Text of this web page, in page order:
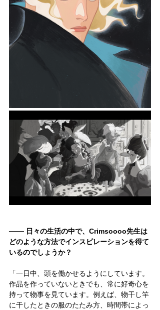
─── 日々の生活の中で、Crimsoooo先生は
どのような方法でインスピレーションを得て
いるのでしょうか？
「一日中、頭を働かせるようにしています。
作品を作っていないときでも、常に好奇心を
持って物事を見ています。例えば、物干し竿
に干したときの服のたたみ方、時間帯によっ